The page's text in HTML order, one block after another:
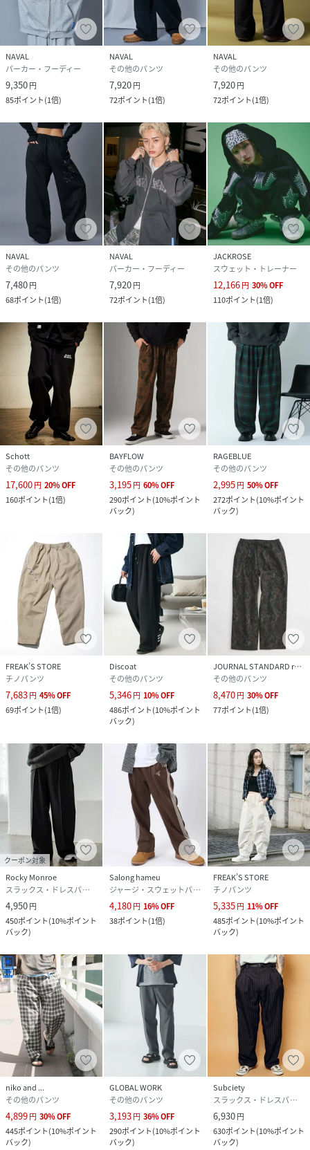
あるスニーカーとの相性も良い、万能な1着となっています。
今年人気のフェード感のあるスウェット・ジップパーカーな
どの合わせや、ナイロンブルゾンなどノームコアなど雰囲気
のアイテムとも相性抜群です。
【ブランド】
トレンドのアイテムを中心にグラフィカルでキャッチーなデ
ザインを発信するストリートブランド。ブランド名の
SEQUENZはSEQUENCE(ひと続き)から生まれた造語でミュ
ージック・シンセサイザーのワンフレーズのこともさ
す。“LifecycleSEQUENZ“というフレーズをもとに、ライフ
サイクルのなかで起きるムーブメントや音楽などのカルチャ
ーをインスピレーションとして、ユニークな視点からストリ
ートウエアを提案し続ける。
※ボディの加工は手作業で行っているので、量産時個体差が
出ます。予めご了承ください。
※画像の商品はサンプルとなります。実際の商品と色味、仕
す。
※着用、お取り扱いの際は、商品についている品質表示とア
テンションタグを必ずご確認下さい。
【商品のお気に入り登録】（ハートマークをクリック）
完売カラーの再入荷通知や、ラスト1点の通知、セールやク
ーポン通知も受け取ることができます。
【ブランドのお気に入り登録】
新商品や再入荷、ショップのおすすめトピックなど、いち早
くブランドのお得な情報を受け取ることができます。
※ご注文いただいた予約商品のお届け時期の確認は、注文履
歴ページより行えます。
性別タイプ メンズ
原産国
01 ﾌﾞﾗｯｸ、04 グレー、15 ピンク、17 ｸﾞﾚｲｯｼｭﾋﾟ
ﾝｸ、30 ダークブラウン、80 柄01
コットン 57％
ポリエステル 43％
81 柄02
綿100％
サイズ S、M、L、XL
品番
NF5077_25370015
25370015-01-12 NF5077
NAVAL
パーカー・フーディー
9,350円
85ポイント(1倍)
NAVAL
その他のパンツ
7,920円
72ポイント(1倍)
NAVAL
その他のパンツ
7,920円
72ポイント(1倍)
NAVAL
その他のパンツ
7,480円
68ポイント(1倍)
NAVAL
パーカー・フーディー
7,920円
72ポイント(1倍)
JACKROSE
スウェット・トレーナー
12,166円 30%OFF
110ポイント(1倍)
Schott
その他のパンツ
17,600円 20%OFF
160ポイント(1倍)
BAYFLOW
その他のパンツ
3,195円 60%OFF
290ポイント(10%ポイント
バック)
RAGEBLUE
その他のパンツ
2,995円 50%OFF
272ポイント(10%ポイント
バック)
FREAK’S STORE
チノパンツ
7,683円 45%OFF
69ポイント(1倍)
Discoat
その他のパンツ
5,346円 10%OFF
486ポイント(10%ポイント
バック)
JOURNAL STANDARD relume
その他のパンツ
8,470円 30%OFF
77ポイント(1倍)
クーポン対象
Rocky Monroe
スラックス・ドレスパンツ
4,950円
450ポイント(10%ポイント
バック)
Salong hameu
ジャージ・スウェットパンツ
4,180円 16%OFF
38ポイント(1倍)
FREAK’S STORE
チノパンツ
5,335円 11%OFF
485ポイント(10%ポイント
バック)
niko and ...
その他のパンツ
4,899円 30%OFF
445ポイント(10%ポイント
バック)
GLOBAL WORK
その他のパンツ
3,193円 36%OFF
290ポイント(10%ポイント
バック)
Subciety
スラックス・ドレスパンツ
6,930円
630ポイント(10%ポイント
バック)